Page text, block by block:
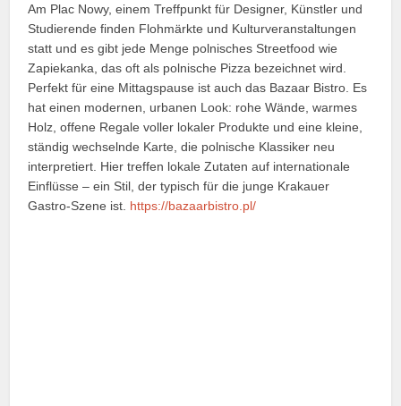
Am Plac Nowy, einem Treffpunkt für Designer, Künstler und
Studierende finden Flohmärkte und Kulturveranstaltungen
statt und es gibt jede Menge polnisches Streetfood wie
Zapiekanka, das oft als polnische Pizza bezeichnet wird.
Perfekt für eine Mittagspause ist auch das Bazaar Bistro. Es
hat einen modernen, urbanen Look: rohe Wände, warmes
Holz, offene Regale voller lokaler Produkte und eine kleine,
ständig wechselnde Karte, die polnische Klassiker neu
interpretiert. Hier treffen lokale Zutaten auf internationale
Einflüsse – ein Stil, der typisch für die junge Krakauer
Gastro‑Szene ist. https://bazaarbistro.pl/